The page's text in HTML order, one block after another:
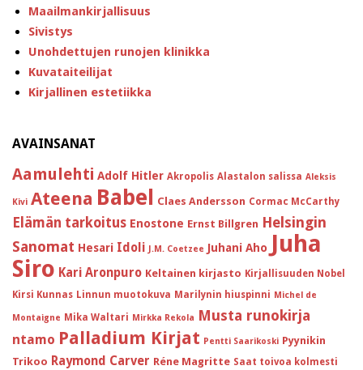
Maailmankirjallisuus
Sivistys
Unohdettujen runojen klinikka
Kuvataiteilijat
Kirjallinen estetiikka
AVAINSANAT
Aamulehti Adolf Hitler Akropolis Alastalon salissa Aleksis
Kivi Ateena Babel Claes Andersson Cormac McCarthy
Elämän tarkoitus Enostone Ernst Billgren Helsingin
Sanomat Hesari Idoli J.M. Coetzee Juhani Aho Juha
Siro Kari Aronpuro Keltainen kirjasto Kirjallisuuden Nobel
Kirsi Kunnas Linnun muotokuva Marilynin hiuspinni Michel de
Montaigne Mika Waltari Mirkka Rekola Musta runokirja
ntamo Palladium Kirjat Pentti Saarikoski Pyynikin
Trikoo Raymond Carver Réne Magritte Saat toivoa kolmesti